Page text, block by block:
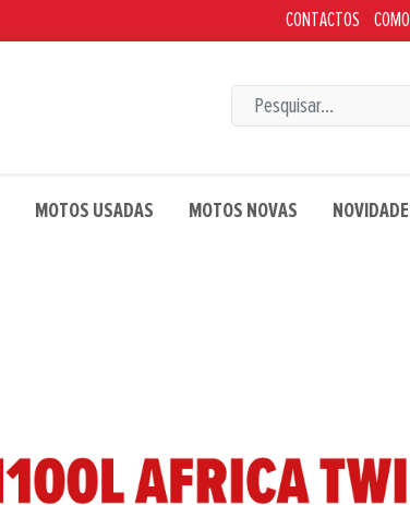
CONTACTOS
MOTOS USADAS MOTOS NOVAS